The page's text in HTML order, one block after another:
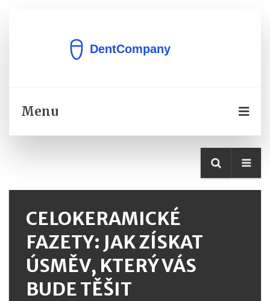
Menu
CELOKERAMICKÉ
FAZETY: JAK ZÍSKAT
ÚSMĚV, KTERÝ VÁS
BUDE TĚŠIT